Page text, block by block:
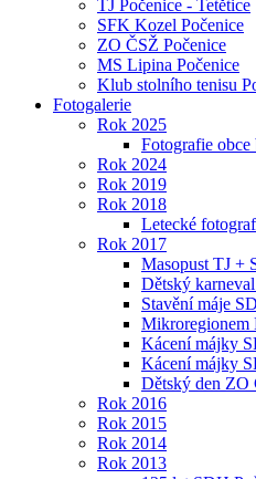
TJ Počenice - Tetětice
SFK Kozel Počenice
ZO ČSŽ Počenice
MS Lipina Počenice
Klub stolního tenisu
Fotogalerie
Rok 2025
Fotografie obce
Rok 2024
Rok 2019
Rok 2018
Letecké
Rok 2017
Masopust TJ +
Dětský
Stavění máje
Mikroregionem
Kácení májky
Kácení májky
Dětský den ZO
Rok 2016
Rok 2015
Rok 2014
Rok 2013